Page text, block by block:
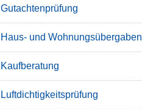
Gutachtenprüfung
Haus- und Wohnungsübergaben
Kaufberatung
Luftdichtigkeitsprüfung